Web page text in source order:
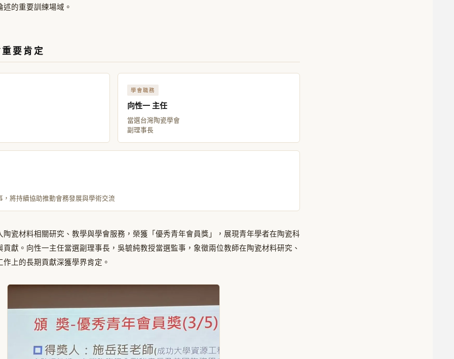
的重要訓練場域。
要肯定
學會職務
向性一 主任
當選台灣陶瓷學會
副理事長
將持續協助推動會務發展與學術交流
瓷材料相關研究、教學與學會服務，榮獲「優秀青年會員獎」，展現青年學者在陶瓷科
獻。向性一主任當選副理事長，吳毓純教授當選監事，象徵兩位教師在陶瓷材料研究、
上的長期貢獻深獲學界肯定。